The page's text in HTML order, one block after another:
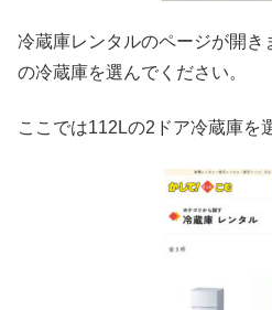
冷蔵庫レンタルのページが開き
の冷蔵庫を選んでください。
ここでは112Lの2ドア冷蔵庫を